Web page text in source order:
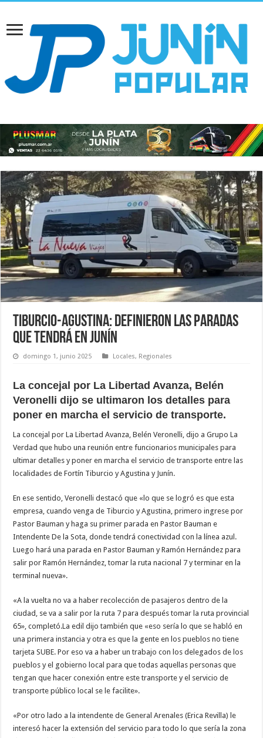
Tiburcio-Agustina: Definieron las paradas
que tendrá en Junín
domingo 1, junio 2025 Locales, Regionales
La concejal por La Libertad Avanza, Belén
Veronelli dijo se ultimaron los detalles para
poner en marcha el servicio de transporte.
La concejal por La Libertad Avanza, Belén Veronelli, dijo a Grupo La
Verdad que hubo una reunión entre funcionarios municipales para
ultimar detalles y poner en marcha el servicio de transporte entre las
localidades de Fortín Tiburcio y Agustina y Junín.
En ese sentido, Veronelli destacó que «lo que se logró es que esta
empresa, cuando venga de Tiburcio y Agustina, primero ingrese por
Pastor Bauman y haga su primer parada en Pastor Bauman e
Intendente De la Sota, donde tendrá conectividad con la línea azul.
Luego hará una parada en Pastor Bauman y Ramón Hernández para
salir por Ramón Hernández, tomar la ruta nacional 7 y terminar en la
terminal nueva».
«A la vuelta no va a haber recolección de pasajeros dentro de la
ciudad, se va a salir por la ruta 7 para después tomar la ruta provincial
65», completó.La edil dijo también que «eso sería lo que se habló en
una primera instancia y otra es que la gente en los pueblos no tiene
tarjeta SUBE. Por eso va a haber un trabajo con los delegados de los
pueblos y el gobierno local para que todas aquellas personas que
tengan que hacer conexión entre este transporte y el servicio de
transporte público local se le facilite».
«Por otro lado a la intendente de General Arenales (Erica Revilla) le
interesó hacer la extensión del servicio para todo lo que sería la zona